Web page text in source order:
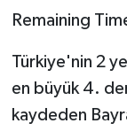
Remaining
Türkiye'nin 2
en büyük 4.
kaydeden